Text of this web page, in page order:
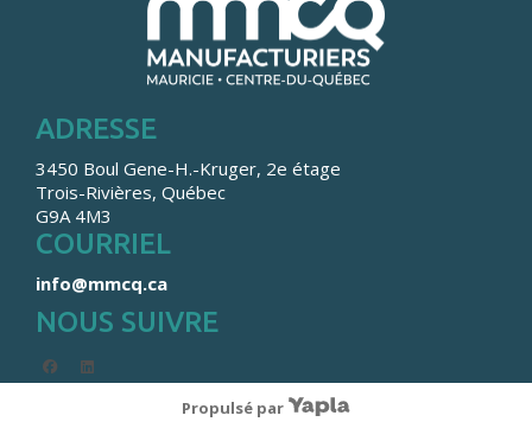
ADRESSE
3450 Boul Gene-H.-Kruger, 2e étage
Trois-Rivières, Québec
G9A 4M3
COURRIEL
info@mmcq.ca
NOUS SUIVRE
facebooklinkedin
Propulsé par